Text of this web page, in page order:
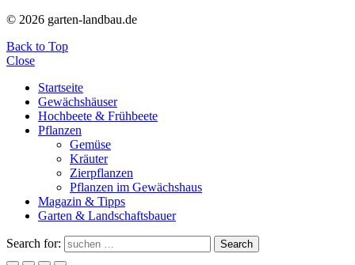
© 2026 garten-landbau.de
Back to Top
Close
Startseite
Gewächshäuser
Hochbeete & Frühbeete
Pflanzen
Gemüse
Kräuter
Zierpflanzen
Pflanzen im Gewächshaus
Magazin & Tipps
Garten & Landschaftsbauer
Search for: Search